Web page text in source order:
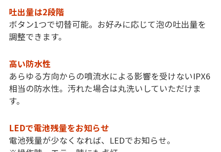
吐出量は2段階
ボタン1つで切替可能。お好みに応じて泡の吐出量を
調整できます。
高い防水性
あらゆる方向からの噴流水による影響を受けないIPX6
相当の防水性。汚れた場合は丸洗いしていただけま
す。
LEDで電池残量をお知らせ
電池残量が少なくなれば、LEDでお知らせ。